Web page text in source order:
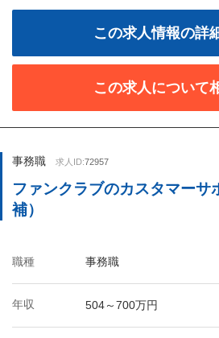
この求人情報の詳
この求人について
事務職 求人ID:72957
ファンクラブのカスタマーサ
補）
職種 事務職
年収 504～700万円